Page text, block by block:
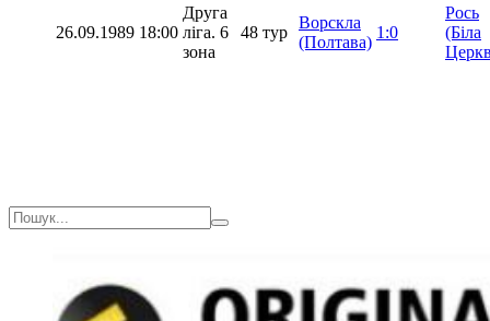
26.09.1989 18:00
Друга
ліга. 6
зона
48 тур
Ворскла
(Полтава)
1:0
Рось
(Біла